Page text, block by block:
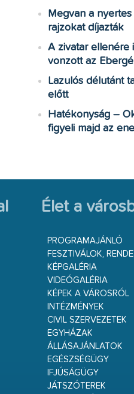
Megvan a
rajzokat díjazták
A zivatar ellenére
vonzott az
Lazulós délutánt
előtt
Hatékonyság –
figyeli majd az
Élet a
PROGRAMAJÁNLÓ
FESZTIVÁLOK,
KÉPGALÉRIA
VIDEÓGALÉRIA
KÉPEK A VÁROSRÓL
INTÉZMÉNYEK
CIVIL SZERVEZETEK
EGYHÁZAK
ÁLLÁSAJÁNLATOK
EGÉSZSÉGÜGY
IFJÚSÁGÜGY
JÁTSZÓTEREK